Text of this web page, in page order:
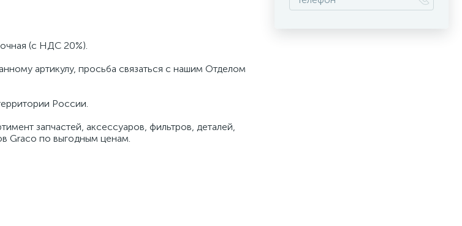
(с НДС 20%).
артикулу, просьба связаться с нашим Отделом
России.
запчастей, аксессуаров, фильтров, деталей,
Graco по выгодным ценам.